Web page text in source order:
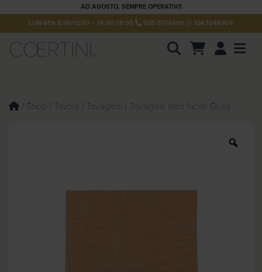
AD AGOSTO, SEMPRE OPERATIVI!
LUN-VEN 8:30/13:00 – 14:00/18:00 035.0774680 334.1046904
Account
u
c
/ Shop / Tavola / Tovaglioli / Tovaglioli stiro facile Giulia